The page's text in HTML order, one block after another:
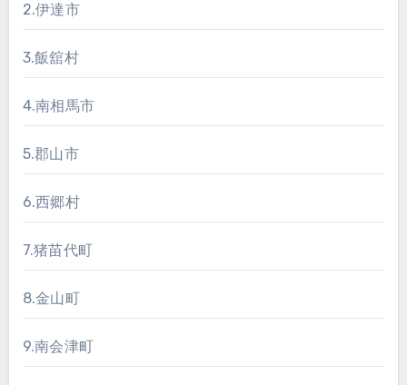
2.伊達市
3.飯舘村
4.南相馬市
5.郡山市
6.西郷村
7.猪苗代町
8.金山町
9.南会津町